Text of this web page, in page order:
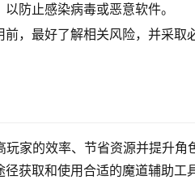
防止感染病毒或恶意软件。
，最好了解相关风险，并采取
家的效率、节省资源并提升角
获取和使用合适的魔道辅助工